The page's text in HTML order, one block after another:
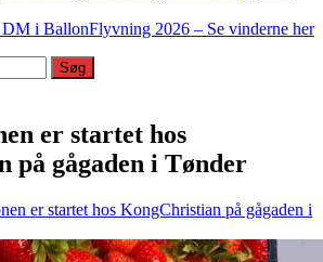
DM i BallonFlyvning 2026 – Se vinderne her
er startet hos
på gågaden i Tønder
er startet hos KongChristian på gågaden i